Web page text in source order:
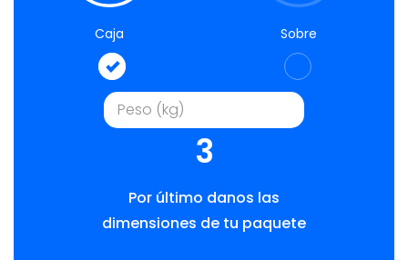
Caja Sobre
3
Por último danos las
dimensiones de tu paquete